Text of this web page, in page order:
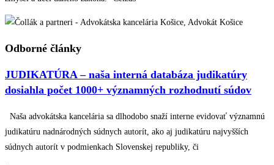
Odborné články
JUDIKATÚRA – naša interná databáza judikatúry
dosiahla počet 1000+ významných rozhodnutí súdov
Naša advokátska kancelária sa dlhodobo snaží interne evidovať významnú
judikatúru nadnárodných súdnych autorít, ako aj judikatúru najvyšších
súdnych autorít v podmienkach Slovenskej republiky, či